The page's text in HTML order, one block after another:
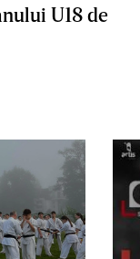
U18 de